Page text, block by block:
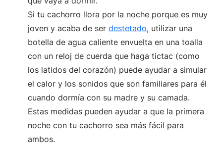
Si tu cachorro llora por la noche porque es muy
joven y acaba de ser destetado, utilizar una
botella de agua caliente envuelta en una toalla
con un reloj de cuerda que haga tictac (como
los latidos del corazón) puede ayudar a simular
el calor y los sonidos que son familiares para él
cuando dormía con su madre y su camada.
Estas medidas pueden ayudar a que la primera
noche con tu cachorro sea más fácil para
ambos.